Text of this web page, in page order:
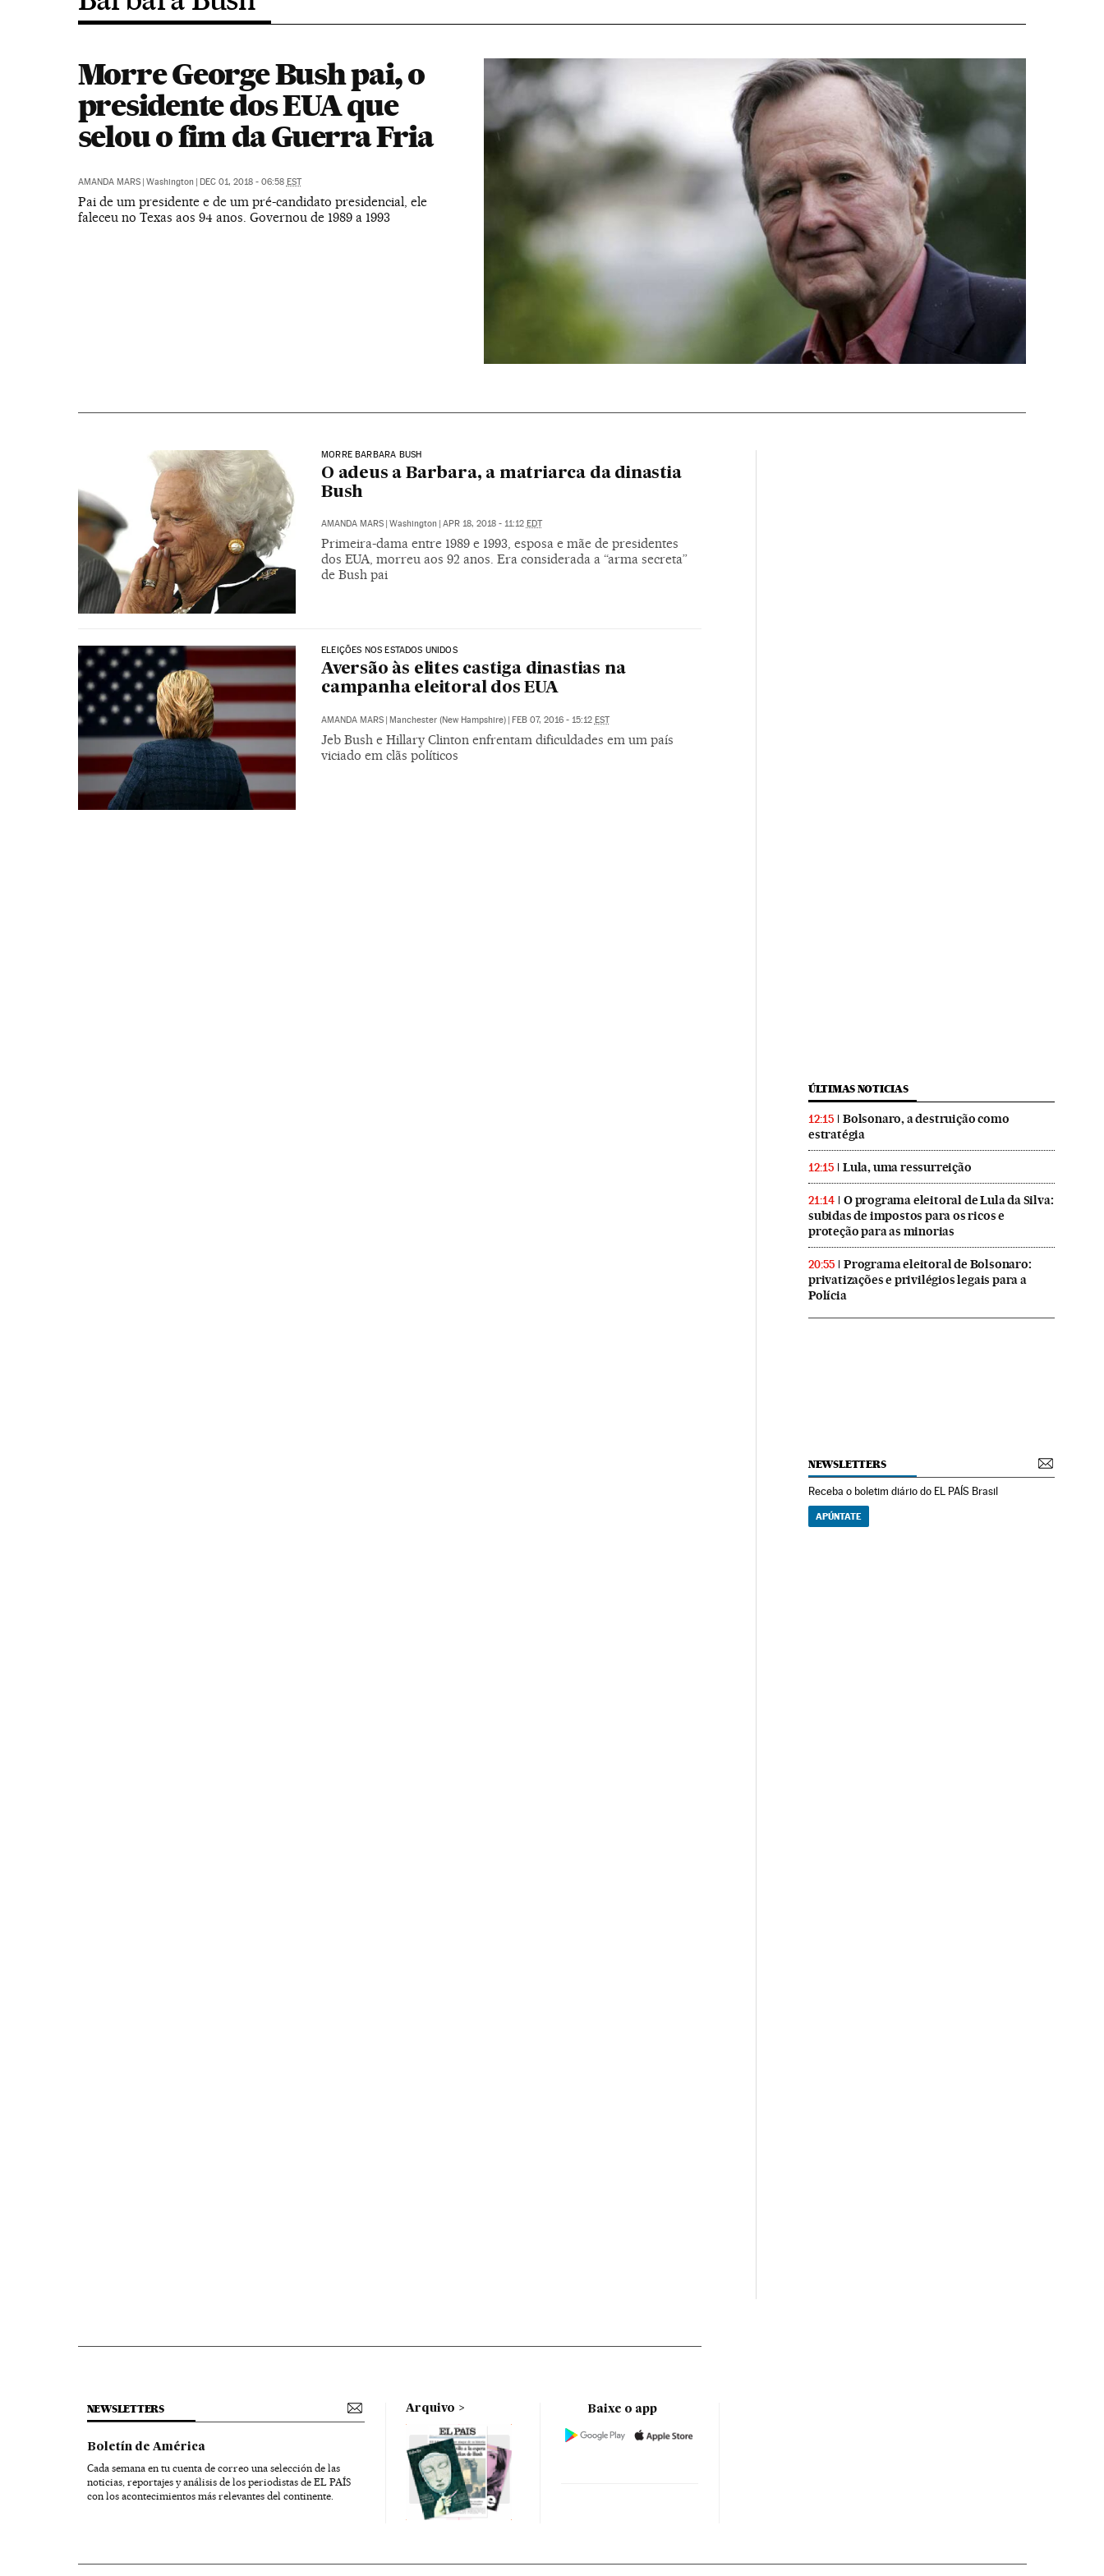
Morre George Bush pai, o
presidente dos EUA que
selou o fim da Guerra Fria
AMANDA MARS | Washington | DEC 01, 2018 - 06:58 EST
Pai de um presidente e de um pré-candidato presidencial, ele
faleceu no Texas aos 94 anos. Governou de 1989 a 1993
MORRE BARBARA BUSH
O adeus a Barbara, a matriarca da dinastia
Bush
AMANDA MARS | Washington | APR 18, 2018 - 11:12 EDT
Primeira-dama entre 1989 e 1993, esposa e mãe de presidentes
dos EUA, morreu aos 92 anos. Era considerada a “arma secreta”
de Bush pai
ELEIÇÕES NOS ESTADOS UNIDOS
Aversão às elites castiga dinastias na
campanha eleitoral dos EUA
AMANDA MARS Manchester (New Hampshire) FEB 07, 2016 - 15:12 EST
Jeb Bush e Hillary Clinton enfrentam dificuldades em um país
viciado em clãs políticos
ÚLTIMAS NOTICIAS
12:15
Bolsonaro, a destruição como
estratégia
12:15 Lula, uma ressurreição
21:14
O programa eleitoral de Lula da Silva:
subidas de impostos para os ricos e
proteção para as minorias
20:55
Programa eleitoral de Bolsonaro:
privatizações e privilégios legais para a
Polícia
NEWSLETTERS
Receba o boletim diário do EL PAÍS Brasil
APÚNTATE
NEWSLETTERS
Boletín de América
Cada semana en tu cuenta de correo una selección de las
noticias, reportajes y análisis de los periodistas de EL PAÍS
con los acontecimientos más relevantes del continente.
Arquivo Baixe o app